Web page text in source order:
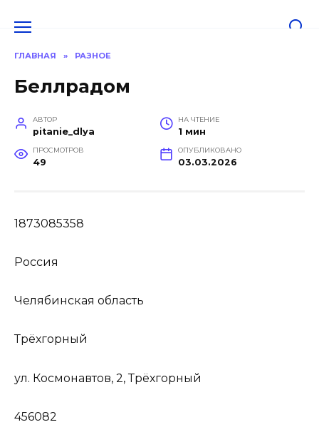
ГЛАВНАЯ » РАЗНОЕ
Беллрадом
АВТОР
pitanie_dlya
НА ЧТЕНИЕ
1 мин
ПРОСМОТРОВ
49
ОПУБЛИКОВАНО
03.03.2026
1873085358
Россия
Челябинская область
Трёхгорный
ул. Космонавтов, 2, Трёхгорный
456082